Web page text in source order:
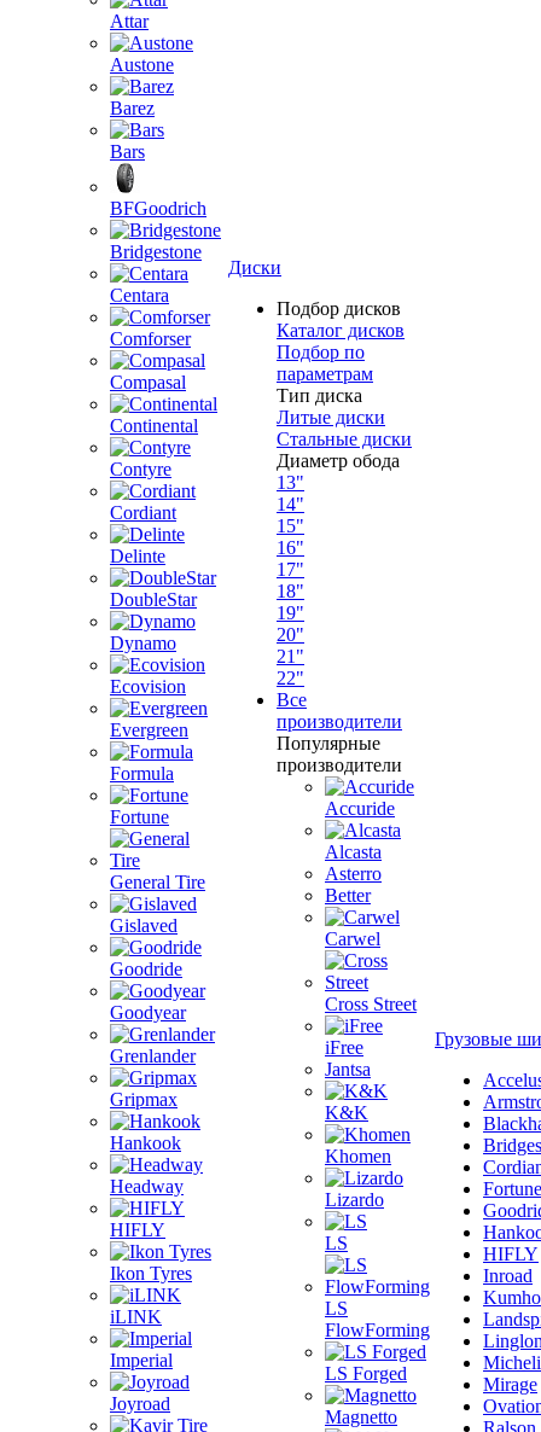
Attar
Austone
Barez
Bars
BFGoodrich
Bridgestone
Centara
Comforser
Compasal
Continental
Contyre
Cordiant
Delinte
DoubleStar
Dynamo
Ecovision
Evergreen
Formula
Fortune
General Tire
Gislaved
Goodride
Goodyear
Grenlander
Gripmax
Hankook
Headway
HIFLY
Ikon Tyres
iLINK
Imperial
Joyroad
Диски
Подбор дисков
Каталог дисков
Подбор по
параметрам
Тип диска
Литые диски
Стальные диски
Диаметр обода
13"
14"
15"
16"
17"
18"
19"
20"
21"
22"
Все
производители
Популярные
производители
Accuride
Alcasta
Asterro
Better
Carwel
Cross Street
iFree
Jantsa
K&K
Khomen
Lizardo
LS
LS
FlowForming
LS Forged
Magnetto
Грузовые
Fortune
HIFLY
Inroad
Kumho
Mirage
Ralson